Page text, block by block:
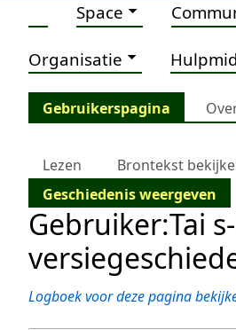
Space
Organisatie
Gebruikerspagina
Lezen
Brontekst
Geschiedenis weergeven
Gebruiker:Tai
Logboek voor deze pagina